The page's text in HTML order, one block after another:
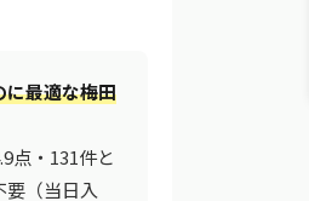
に最適な梅田
点・131件と
（当日入